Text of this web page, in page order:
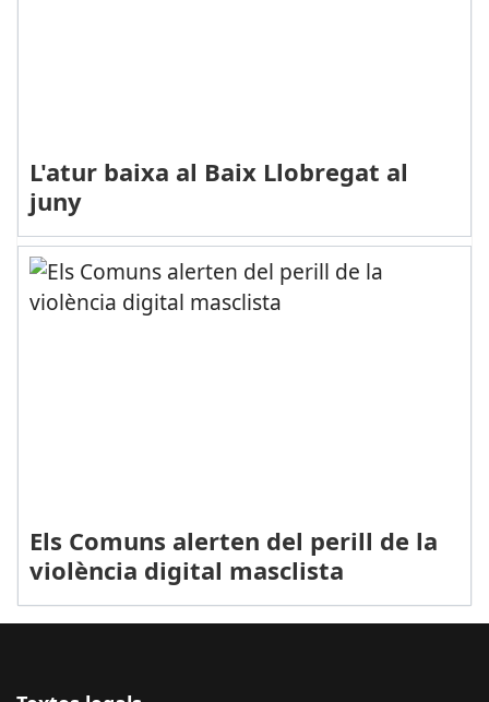
L'atur baixa al Baix Llobregat al
juny
Els Comuns alerten del perill de la
violència digital masclista